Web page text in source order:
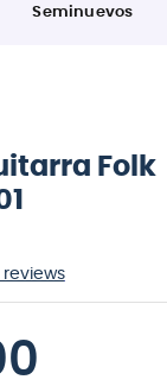
Seminuevos
Folk
reviews